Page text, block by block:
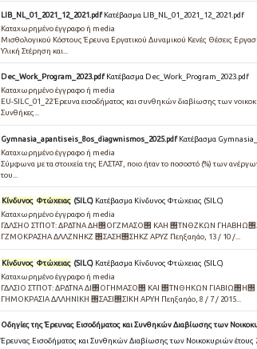
LIB_NL_01_2021_12_2021.pdf Κατέβασμα LIB_NL_01_2021_12_2021.pdf
Καταχωρημένο έγγραφο ή media
Μισθολογικού Κόστους Έρευνα Εργατικού Δυναμικού Κενές Θέσεις
Υλική Στέρηση και...
Dec_Work_Program_2023.pdf Κατέβασμα Dec_Work_Program_2023.pdf
Καταχωρημένο έγγραφο ή media
EU-SILC_01_22 Έρευνα εισοδήματος και συνθηκών διαβίωσης των
Συνθήκες...
Gymnasia_apantiseis_8os_diagwnismos_2025.pdf Κατέβασμα
Καταχωρημένο έγγραφο ή media
Σύμφωνα με τα στοιχεία της ΕΛΣΤΑΤ, ποιο ήταν το ποσοστό (%) των
του...
Κίνδυνος Φτώχειας (SILC) Κατέβασμα Κίνδυνος Φτώχειας (SILC)
Καταχωρημένο έγγραφο ή media
ΓΔΛΣΗΟ ΣΤΠΟΤ: ΔΡΔΤΝΑ ΔΗ΢ΟΓΖΜΑΣΟ΢ ΚΑΗ ΢ΤΝΘΖΚΩΝ
ΓΖΜΟΚΡΑΣΗΑ ΔΛΛΖΝΗΚΖ ΢ΣΑΣΗ΢ΣΗΚΖ ΑΡΥΖ Πεηξαηάο, 13 / 10 /...
Κίνδυνος Φτώχειας (SILC) Κατέβασμα Κίνδυνος Φτώχειας (SILC)
Καταχωρημένο έγγραφο ή media
ΓΔΛΣΙΟ ΣΤΠΟΤ: ΔΡΔΤΝΑ ΔΙ΢ΟΓΗΜΑΣΟ΢ ΚΑΙ ΢ΤΝΘΗΚΩΝ ΓΙΑΒΙΩ΢Η΢
ΓΗΜΟΚΡΑΣΙΑ ΔΛΛΗΝΙΚΗ ΢ΣΑΣΙ΢ΣΙΚΗ ΑΡΥΗ Πεηξαηάο, 8 / 7 / 2015...
Οδηγίες της Έρευνας Εισοδήματος και Συνθηκών Διαβίωσης των
Έρευνας Εισοδήματος και Συνθηκών Διαβίωσης των Νοικοκυριών έτους